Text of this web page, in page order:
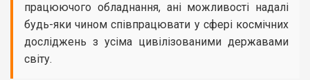
працюючого обладнання, ані можливості надалі
будь-яки чином співпрацювати у сфері космічних
досліджень з усіма цивілізованими державами
світу.